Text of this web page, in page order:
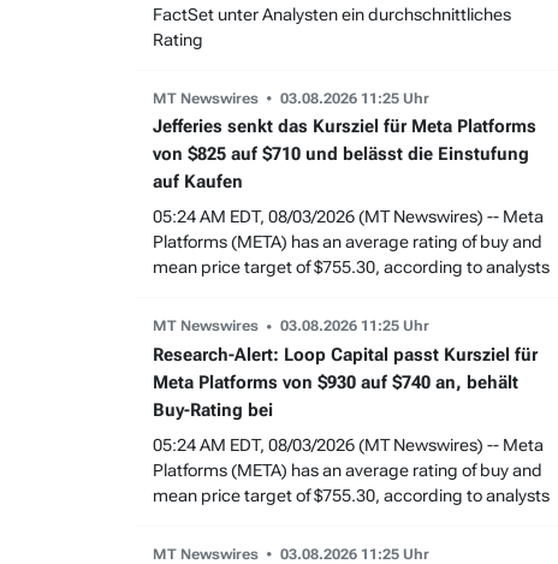
FactSet unter Analysten ein durchschnittliches
Rating
MT Newswires 03.08.2026 11:25 Uhr
Jefferies senkt das Kursziel für Meta Platforms
von $825 auf $710 und belässt die Einstufung
auf Kaufen
05:24 AM EDT, 08/03/2026 (MT Newswires) -- Meta
Platforms (META) has an average rating of buy and
mean price target of $755.30, according to analysts
MT Newswires 03.08.2026 11:25 Uhr
Research-Alert: Loop Capital passt Kursziel für
Meta Platforms von $930 auf $740 an, behält
Buy-Rating bei
05:24 AM EDT, 08/03/2026 (MT Newswires) -- Meta
Platforms (META) has an average rating of buy and
mean price target of $755.30, according to analysts
MT Newswires 03.08.2026 11:25 Uhr